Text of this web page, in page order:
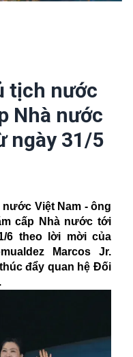
tịch nước
Nhà nước
ngày 31/5
Việt Nam - ông
cấp Nhà nước tới
6 theo lời mời của
Marcos Jr.
đẩy quan hệ Đối